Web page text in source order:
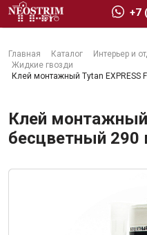
Главная Каталог Интерьер и
Жидкие гвозди
Клей монтажный Tytan EXPRESS
Клей монтажный
бесцветный 290
+7
Сухие строительные
Изоляционные
Кровельные